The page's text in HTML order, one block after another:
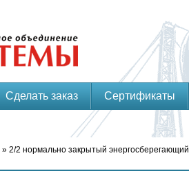
Сделать заказ Сертификаты
» 2/2 нормально закрытый